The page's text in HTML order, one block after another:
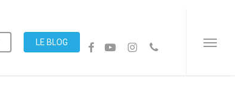
LE BLOG FACEBOOKYOUTUBEINSTAGRAM
PHONE Menu